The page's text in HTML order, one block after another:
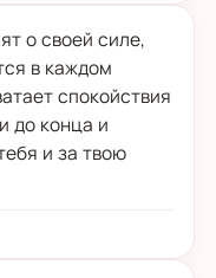
о своей силе,
в каждом
спокойствия
до конца и
и за твою